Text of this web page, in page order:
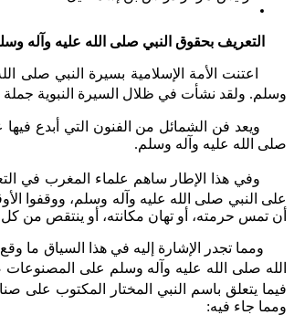
التعريف بحقوق النبي صلى الله عليه وآله
اعتنت الأمة الإسلامية بسيرة النبي صلى
وسلم. ولقد نشأت في ظلال السيرة النبوية
ويعد فن الشمائل من الفنون التي أبدع فيها
صلى الله عليه وآله وسلم.
وفي هذا الإطار ساهم علماء المغرب في
على النبي صلى الله عليه وآله وسلم، ووقفوا
أن تمس حرمته، أو تهان مكانته، أو ينتقص من
ومما تجدر الإشارة إليه في هذا السياق ما
الله صلى الله عليه وآله وسلم على المصنوعات
فيما يتعلق باسم النبي المختار المكتوب على
ومما جاء فيه: